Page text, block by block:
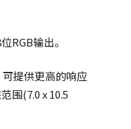
RGB输出。
提供更高的响应
围(7.0 x 10.5